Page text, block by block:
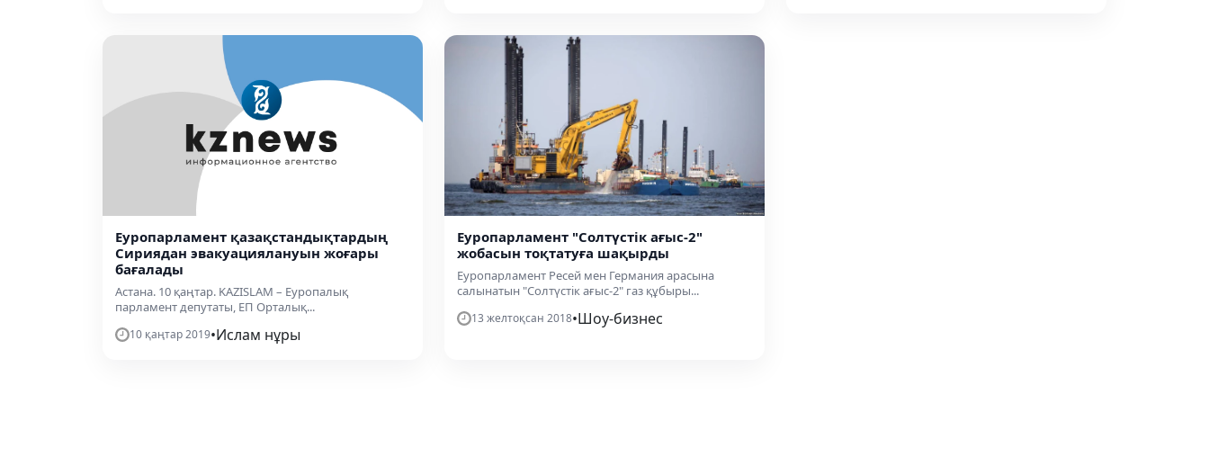
Еуропарламент қазақстандықтардың
Сириядан эвакуациялануын жоғары
бағалады
Астана. 10 қаңтар. KAZISLAM – Еуропалық
парламент депутаты, ЕП Орталық...
10 қаңтар 2019•Ислам нұры
Еуропарламент "Солтүстік ағыс-2"
жобасын тоқтатуға шақырды
Еуропарламент Ресей мен Германия арасына
салынатын "Солтүстік ағыc-2" газ құбыры...
13 желтоқсан 2018•Шоу-бизнес